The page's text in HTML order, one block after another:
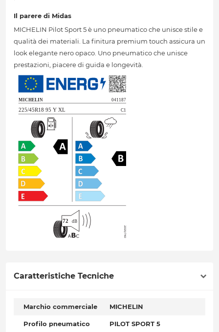
Il parere di Midas
MICHELIN Pilot Sport 5 è uno pneumatico che unisce stile e
qualità dei materiali. La finitura premium touch assicura un
look elegante nero opaco. Uno pneumatico che unisce
prestazioni, piacere di guida e longevità.
Caratteristiche Tecniche
Marchio commerciale MICHELIN
Profilo pneumatico PILOT SPORT 5